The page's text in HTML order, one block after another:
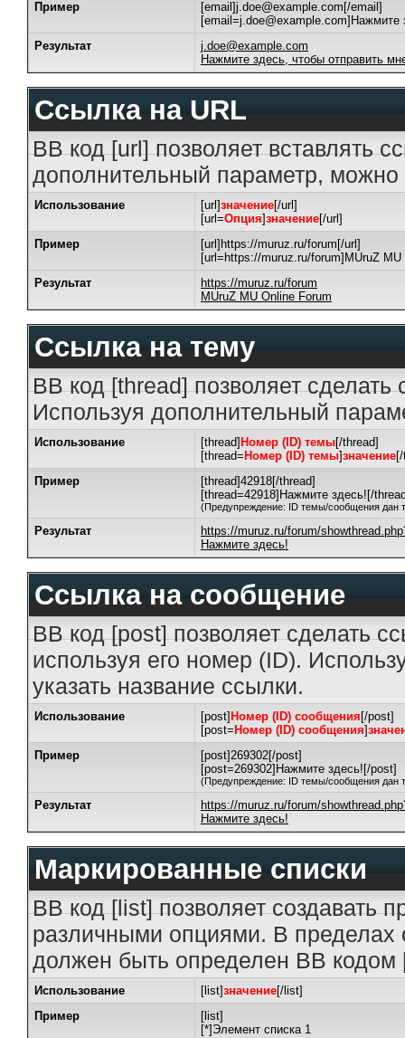
Пример
[email]j.doe@example.com[/email]
[email=j.doe@example.com]Нажмите
Результат
j.doe@example.com
Нажмите здесь, чтобы отправить
Ссылка на URL
BB код [url] позволяет вставлять
дополнительный параметр, можно
Использование [url]значение[/url]
[url=Опция]значение[/url]
Пример
[url]https://muruz.ru/forum[/url]
[url=https://muruz.ru/forum]MUruZ
Результат
https://muruz.ru/forum
MUruZ MU Online Forum
Ссылка на тему
BB код [thread] позволяет
Используя дополнительный
Использование [thread] Номер (ID) темы[/thread]
[thread= Номер (ID) темы]значение
Пример
[thread]42918[/thread]
[thread=42918]Нажмите здесь![/
(Предупреждение: ID темы/сообщения дан
Результат
https://muruz.ru/forum/
Нажмите здесь!
Ссылка на сообщение
BB код [post] позволяет сделать
используя его номер (ID).
указать название ссылки.
Использование [post] Номер (ID) сообщения [/post]
[post= Номер (ID) сообщения]
Пример
[post]269302[/post]
[post=269302]Нажмите здесь![/post]
(Предупреждение: ID темы/сообщения дан
Результат
https://muruz.ru/forum/
Нажмите здесь!
Маркированные списки
BB код [list] позволяет создавать
различными опциями. В пределах
должен быть определен BB кодом
Использование [list]значение[/list]
Пример
[list]
[*]Элемент списка 1